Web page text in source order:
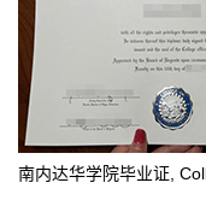
南内达华学院毕业证,